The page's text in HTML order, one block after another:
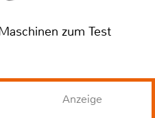
zum Test
Anzeige